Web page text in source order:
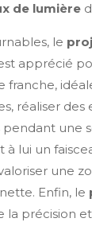
de lumière
le
apprécié
franche,
réaliser des
une
à lui un
une
Enfin, le
la précision